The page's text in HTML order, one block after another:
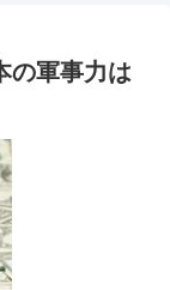
の軍事力は